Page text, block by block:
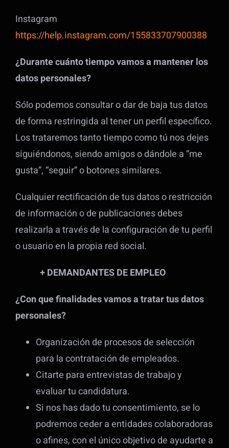
Instagram
https://help.instagram.com/155833707900388
¿Durante cuánto tiempo vamos a mantener los
datos personales?
Sólo podemos consultar o dar de baja tus datos
de forma restringida al tener un perfil específico.
Los trataremos tanto tiempo como tú nos dejes
siguiéndonos, siendo amigos o dándole a “me
gusta”, “seguir” o botones similares.
Cualquier rectificación de tus datos o restricción
de información o de publicaciones debes
realizarla a través de la configuración de tu perfil
o usuario en la propia red social.
+ DEMANDANTES DE EMPLEO
¿Con que finalidades vamos a tratar tus datos
personales?
Organización de procesos de selección
para la contratación de empleados.
Citarte para entrevistas de trabajo y
evaluar tu candidatura.
Si nos has dado tu consentimiento, se lo
podremos ceder a entidades colaboradoras
o afines, con el único objetivo de ayudarte a